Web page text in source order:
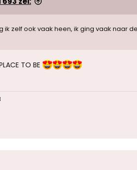
ik zelf ook vaak heen, ik ging vaak naar
TO BE